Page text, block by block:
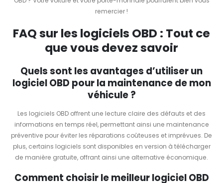
remercier !
FAQ sur les logiciels OBD : Tout ce
que vous devez savoir
Quels sont les avantages d’utiliser un
logiciel OBD pour la maintenance de mon
véhicule ?
Les logiciels OBD offrent une lecture claire des défauts et des
informations en temps réel, permettant ainsi une maintenance
préventive pour éviter les réparations coûteuses et imprévues. De
plus, certains logiciels sont disponibles en version à télécharger
de manière gratuite, offrant ainsi une alternative économique.
Comment choisir le meilleur logiciel OBD